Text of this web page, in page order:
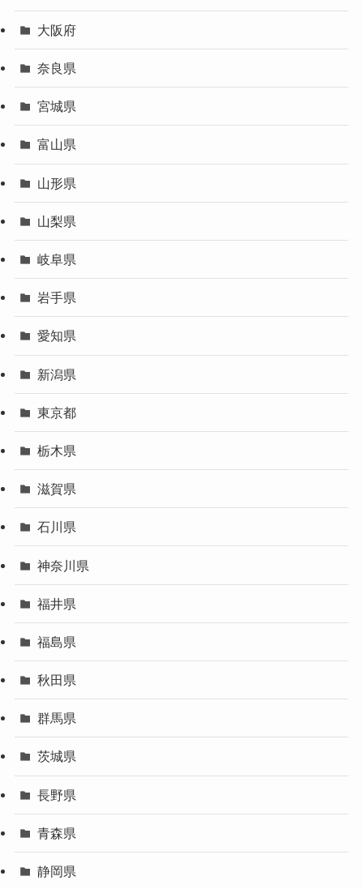
大阪府
奈良県
宮城県
富山県
山形県
山梨県
岐阜県
岩手県
愛知県
新潟県
東京都
栃木県
滋賀県
石川県
神奈川県
福井県
福島県
秋田県
群馬県
茨城県
長野県
青森県
静岡県